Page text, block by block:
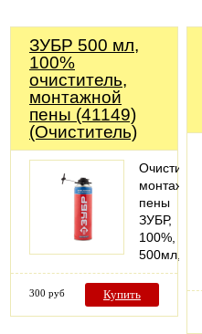
ЗУБР 500 мл,
100%
очиститель,
монтажной
пены (41149)
(Очиститель)
Очиститель
монтажной
пены
ЗУБР,
100%,
500мл,
300 руб Купить